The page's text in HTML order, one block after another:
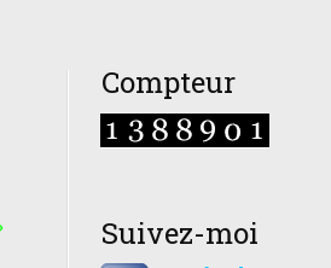
Compteur
Suivez-moi